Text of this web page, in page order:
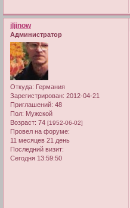
iljinow
Администратор
Откуда: Германия
Зарегистрирован: 2012-04-21
Приглашений: 48
Пол: Мужской
Возраст: 74 [1952-06-02]
Провел на форуме:
11 месяцев 21 день
Последний визит:
Сегодня 13:59:50